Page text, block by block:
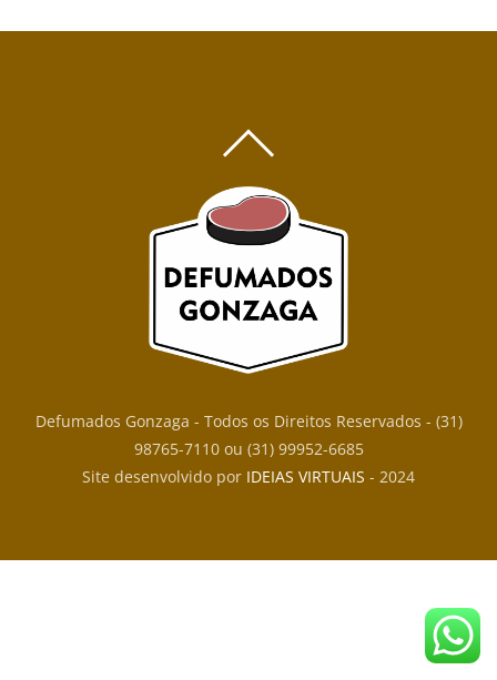
TOP
Defumados Gonzaga - Todos os Direitos Reservados - (31)
98765-7110 ou (31) 99952-6685
Site desenvolvido por IDEIAS VIRTUAIS - 2024